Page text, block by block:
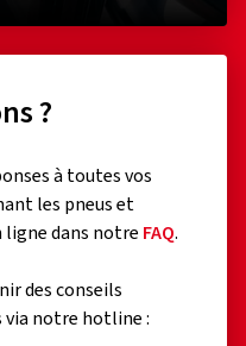
?
à toutes vos
les pneus et
dans notre FAQ.
des conseils
notre hotline :